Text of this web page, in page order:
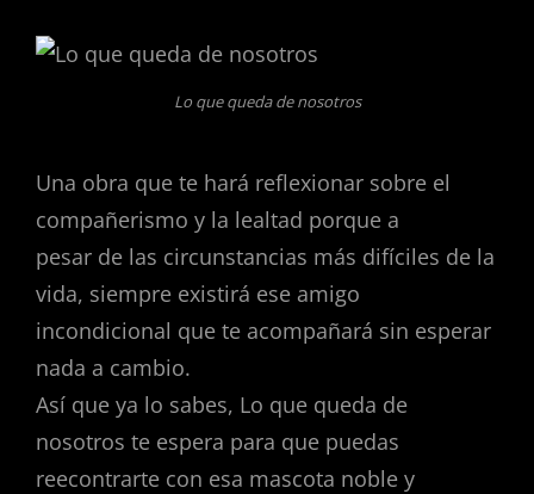
Lo que queda de nosotros
Una obra que te hará reflexionar sobre el
compañerismo y la lealtad porque a
pesar de las circunstancias más difíciles de la
vida, siempre existirá ese amigo
incondicional que te acompañará sin esperar
nada a cambio.
Así que ya lo sabes, Lo que queda de
nosotros te espera para que puedas
reecontrarte con esa mascota noble y